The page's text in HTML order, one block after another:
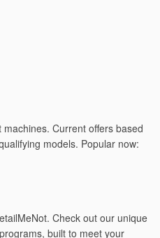
Current offers based
models. Popular now:
Check out our unique
built to meet your